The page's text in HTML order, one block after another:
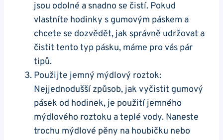
⁢jsou odolné a snadno se čistí. Pokud
vlastníte hodinky ‌s gumovým páskem​ a
chcete se dozvědět, jak správně udržovat a
⁣čistit tento typ pásku, máme ⁢pro‌ vás pár
tipů.
Použijte​ jemný mýdlový roztok:
Nejjednodušší způsob, jak vyčistit gumový
pásek od hodinek, je použití jemného
mýdlového‍ roztoku a teplé vody. Naneste
trochu mýdlové pěny na houbičku nebo